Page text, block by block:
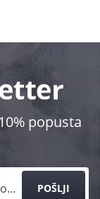
popusta
POŠLJI